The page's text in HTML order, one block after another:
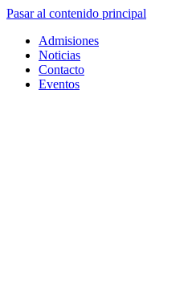
Pasar al contenido principal
Admisiones
Noticias
Contacto
Eventos